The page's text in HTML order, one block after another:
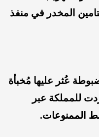
المخدر في منفذ
عُثر عليها مُخبأة
للمملكة عبر
الممنوعات.